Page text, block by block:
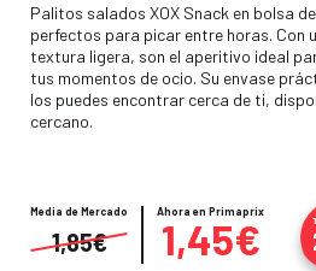
Descripción
Palitos salados XOX Snack en bolsa
perfectos para picar entre horas. Con
textura ligera, son el aperitivo ideal
tus momentos de ocio. Su envase
los puedes encontrar cerca de ti,
cercano.
Precio
Media de Mercado
1,85€
Ahora en Primaprix
1,45€